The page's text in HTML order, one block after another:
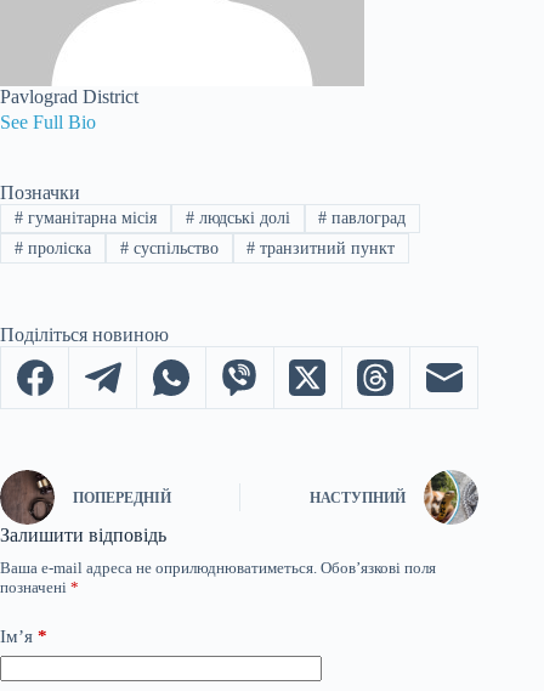
Pavlograd District
See Full Bio
Позначки
#гуманітарна місія #людські долі # павлоград
#проліска #суспільство # транзитний пункт
Поділіться новиною
ПОПЕРЕДНІЙ НАСТУПНИЙ
Залишити відповідь
Ваша e-mail адреса не оприлюднюватиметься. Обов’язкові поля
позначені *
Ім’я *